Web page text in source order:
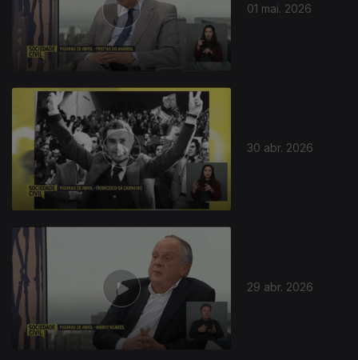
01 mai. 2026
30 abr. 2026
29 abr. 2026